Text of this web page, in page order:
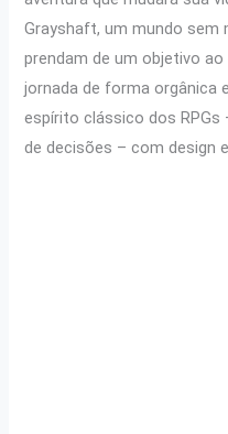
Grayshaft, um mundo sem
prendam de um objetivo
jornada de forma orgânica
espírito clássico dos
de decisões – com design